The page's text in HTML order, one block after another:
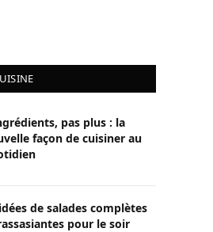
pas plus : la
façon de cuisiner au
de salades complètes
pour le soir